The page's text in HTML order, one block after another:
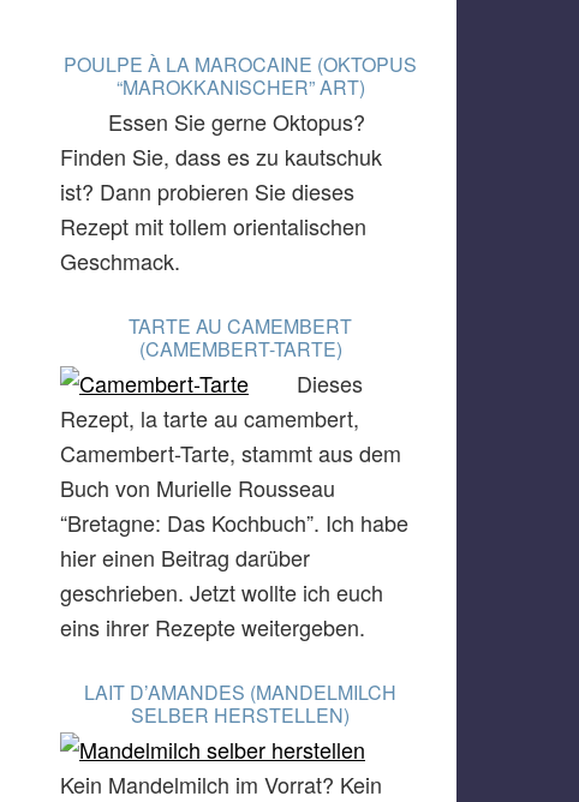
POULPE À LA MAROCAINE (OKTOPUS
“MAROKKANISCHER” ART)
Essen Sie gerne Oktopus?
Finden Sie, dass es zu kautschuk
ist? Dann probieren Sie dieses
Rezept mit tollem orientalischen
Geschmack.
TARTE AU CAMEMBERT
(CAMEMBERT-TARTE)
Dieses
Rezept, la tarte au camembert,
Camembert-Tarte, stammt aus dem
Buch von Murielle Rousseau
“Bretagne: Das Kochbuch”. Ich habe
hier einen Beitrag darüber
geschrieben. Jetzt wollte ich euch
eins ihrer Rezepte weitergeben.
LAIT D’AMANDES (MANDELMILCH
SELBER HERSTELLEN)
Kein Mandelmilch im Vorrat? Kein